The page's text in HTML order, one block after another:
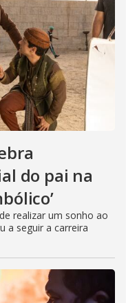
do pai na
realizar um sonho ao
a seguir a carreira